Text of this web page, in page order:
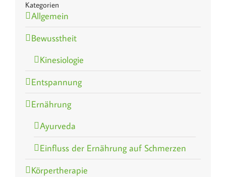
Kategorien
Allgemein
Bewusstheit
Kinesiologie
Entspannung
Ernährung
Ayurveda
Einfluss der Ernährung auf Schmerzen
Körpertherapie